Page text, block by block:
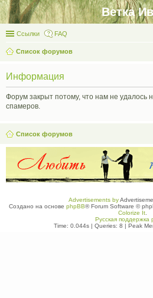
Ветка
Ссылки FAQ
Список форумов
Информация
Форум закрыт потому, что нам не удалось
спамеров.
Список форумов
Advertisements by
Создано на основе phpBB® Forum Software ©
Colorize It.
Русская поддержка
Time: 0.044s| Queries: 8 | Peak